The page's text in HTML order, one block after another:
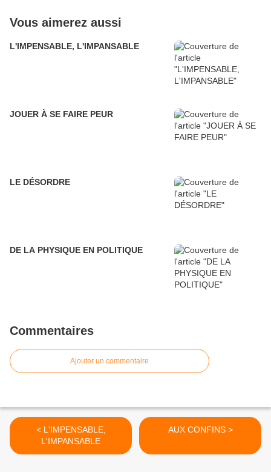
Vous aimerez aussi
L'IMPENSABLE, L'IMPANSABLE
JOUER À SE FAIRE PEUR
LE DÉSORDRE
DE LA PHYSIQUE EN POLITIQUE
Commentaires
Ajouter un commentaire
< L'IMPENSABLE,
L'IMPANSABLE
AUX CONFINS >